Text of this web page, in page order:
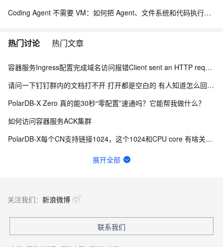
Coding Agent 不需要 VM：如何把 Agent、文件系统和代码执行拆出虚拟机
热门讨论 热门文章
容器服务Ingress配置完成域名访问报错Client sent an HTTP reques...
请问一下钉钉群内的文档打不开 打开都是空白的 有人知道怎么回事吗？
PolarDB-X Zero 真的能30秒“零配置”速通吗？它能帮我做什么？
如何访问容器服务ACK集群
PolarDB-X每个CN支持链接1024，这个1024和CPU core 有啥关系啊？
云原生数据库 PolarDB MySQL 版 属于信创名单里面的数据库吗？
PolarDB 属于信创名单里面的数据库吗？
polardb mysql和polardb-x是啥区别？
展开全部
关注我们： 新浪微博
联系我们